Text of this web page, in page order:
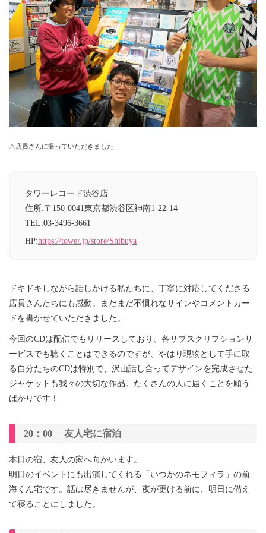
△店員さんに撮っていただきました
タワーレコード渋谷店
住所:〒150-0041東京都渋谷区神南1-22-14
TEL:03-3496-3661
HP:https://tower.jp/store/Shibuya
ドキドキしながら話しかける私たちに、丁寧に対応してくださる
店員さんたちにも感動。まだまだ不慣れなサインやコメントカー
ドを書かせていただきました。
今回のCDは配信でもリリースしており、各サブスクリプションサ
ービスでも聴くことはできるのですが、やはり現物として手に取
る自分たちのCDは特別で、沢山話し合ってデザインを完成させた
ジャケットも我々の大切な作品。たくさんの人に届くことを願う
ばかりです！
20：00 友人宅に宿泊
本日の宿、友人の家へ向かいます。
明日のイベントにも出演してくれる「いつかのネモフィラ」の前
海くん宅です。話は尽きませんが、夜が更ける前に、明日に備え
て寝ることにしました。